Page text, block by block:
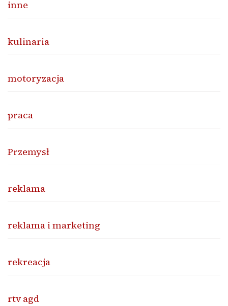
inne
kulinaria
motoryzacja
praca
Przemysł
reklama
reklama i marketing
rekreacja
rtv agd